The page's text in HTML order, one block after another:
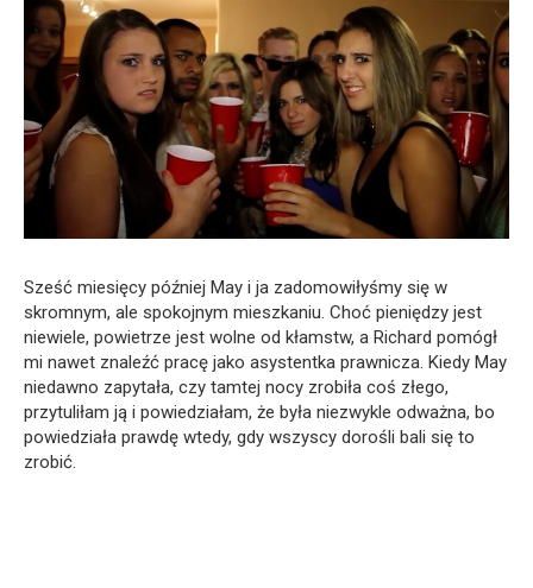
Sześć miesięcy później May i ja zadomowiłyśmy się w
skromnym, ale spokojnym mieszkaniu. Choć pieniędzy jest
niewiele, powietrze jest wolne od kłamstw, a Richard pomógł
mi nawet znaleźć pracę jako asystentka prawnicza. Kiedy May
niedawno zapytała, czy tamtej nocy zrobiła coś złego,
przytuliłam ją i powiedziałam, że była niezwykle odważna, bo
powiedziała prawdę wtedy, gdy wszyscy dorośli bali się to
zrobić.